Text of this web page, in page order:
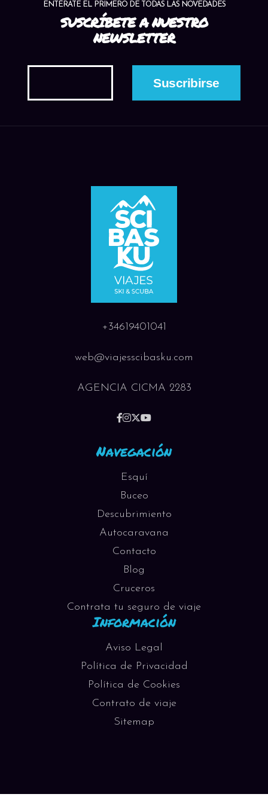
ENTÉRATE EL PRIMERO DE TODAS LAS NOVEDADES
SUSCRÍBETE A NUESTRO
NEWSLETTER
+34619401041
web@viajesscibasku.com
AGENCIA CICMA 2283
Navegación
Esquí
Buceo
Descubrimiento
Autocaravana
Contacto
Blog
Cruceros
Contrata tu seguro de viaje
Información
Aviso Legal
Política de Privacidad
Política de Cookies
Contrato de viaje
Sitemap